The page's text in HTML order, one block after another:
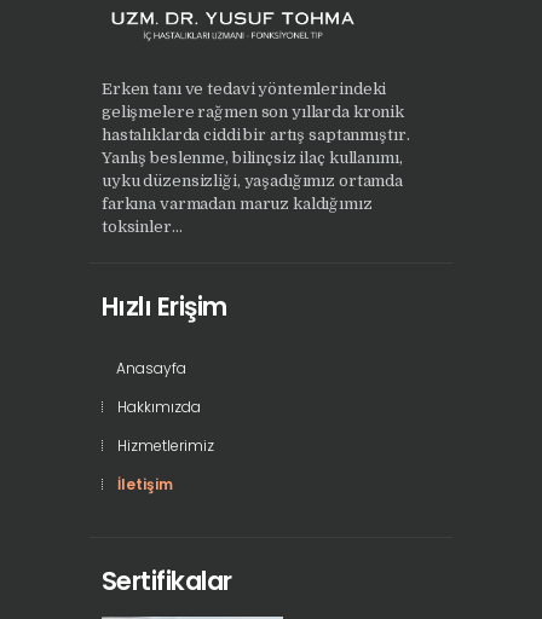
Erken tanı ve tedavi yöntemlerindeki
gelişmelere rağmen son yıllarda kronik
hastalıklarda ciddi bir artış saptanmıştır.
Yanlış beslenme, bilinçsiz ilaç kullanımı,
uyku düzensizliği, yaşadığımız ortamda
farkına varmadan maruz kaldığımız
toksinler...
Hızlı Erişim
Anasayfa
Hakkımızda
Hizmetlerimiz
İletişim
Sertifikalar